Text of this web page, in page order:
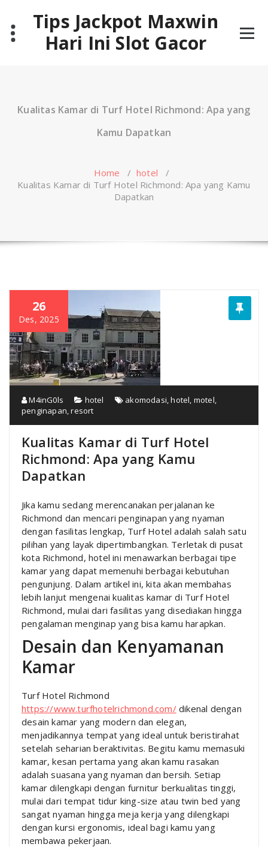
content
Tips Jackpot Maxwin
Hari Ini Slot Gacor
Kualitas Kamar di Turf Hotel Richmond: Apa yang
Kamu Dapatkan
Home / hotel /
Kualitas Kamar di Turf Hotel Richmond: Apa yang Kamu
Dapatkan
26
Des, 2025
M4inG0ls hotel akomodasi ,hotel motel
penginapan ,resort
Kualitas Kamar di Turf Hotel
Richmond: Apa yang Kamu
Dapatkan
Jika kamu sedang merencanakan perjalanan ke
Richmond dan mencari penginapan yang nyaman
dengan fasilitas lengkap, Turf Hotel adalah salah satu
pilihan yang layak dipertimbangkan. Terletak di pusat
kota Richmond, hotel ini menawarkan berbagai tipe
kamar yang dapat memenuhi berbagai kebutuhan
pengunjung. Dalam artikel ini, kita akan membahas
lebih lanjut mengenai kualitas kamar di Turf Hotel
Richmond, mulai dari fasilitas yang disediakan hingga
pengalaman menginap yang bisa kamu harapkan.
Desain dan Kenyamanan
Kamar
Turf Hotel Richmond
https://www.turfhotelrichmond.com/dikenal dengan
desain kamar yang modern dan elegan,
menjadikannya tempat yang ideal untuk beristirahat
setelah seharian beraktivitas. Begitu kamu memasuki
kamar, kesan pertama yang akan kamu rasakan
adalah suasana yang nyaman dan bersih. Setiap
kamar dilengkapi dengan furnitur berkualitas tinggi,
mulai dari tempat tidur king-size atau twin bed yang
sangat nyaman hingga meja kerja yang dilengkapi
dengan kursi ergonomis, ideal bagi kamu yang
membawa pekerjaan.